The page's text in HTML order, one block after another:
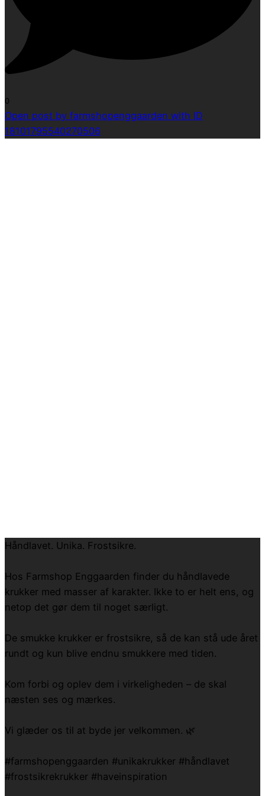
0
Open post by farmshopenggaarden with ID
18101795540270506
Håndlavet. Unika. Frostsikre.
Hos Farmshop Enggaarden finder du håndlavede
krukker med masser af karakter. Ikke to er helt ens, og
netop det gør dem til noget særligt.
De smukke krukker er frostsikre, så de kan stå ude året
rundt og kun blive endnu smukkere med tiden.
Kom forbi og oplev dem i virkeligheden – de skal
næsten ses og mærkes.
Vi glæder os til at byde jer velkommen. 🌿
#farmshopenggaarden #unikakrukker #håndlavet
#frostsikrekrukker #haveinspiration